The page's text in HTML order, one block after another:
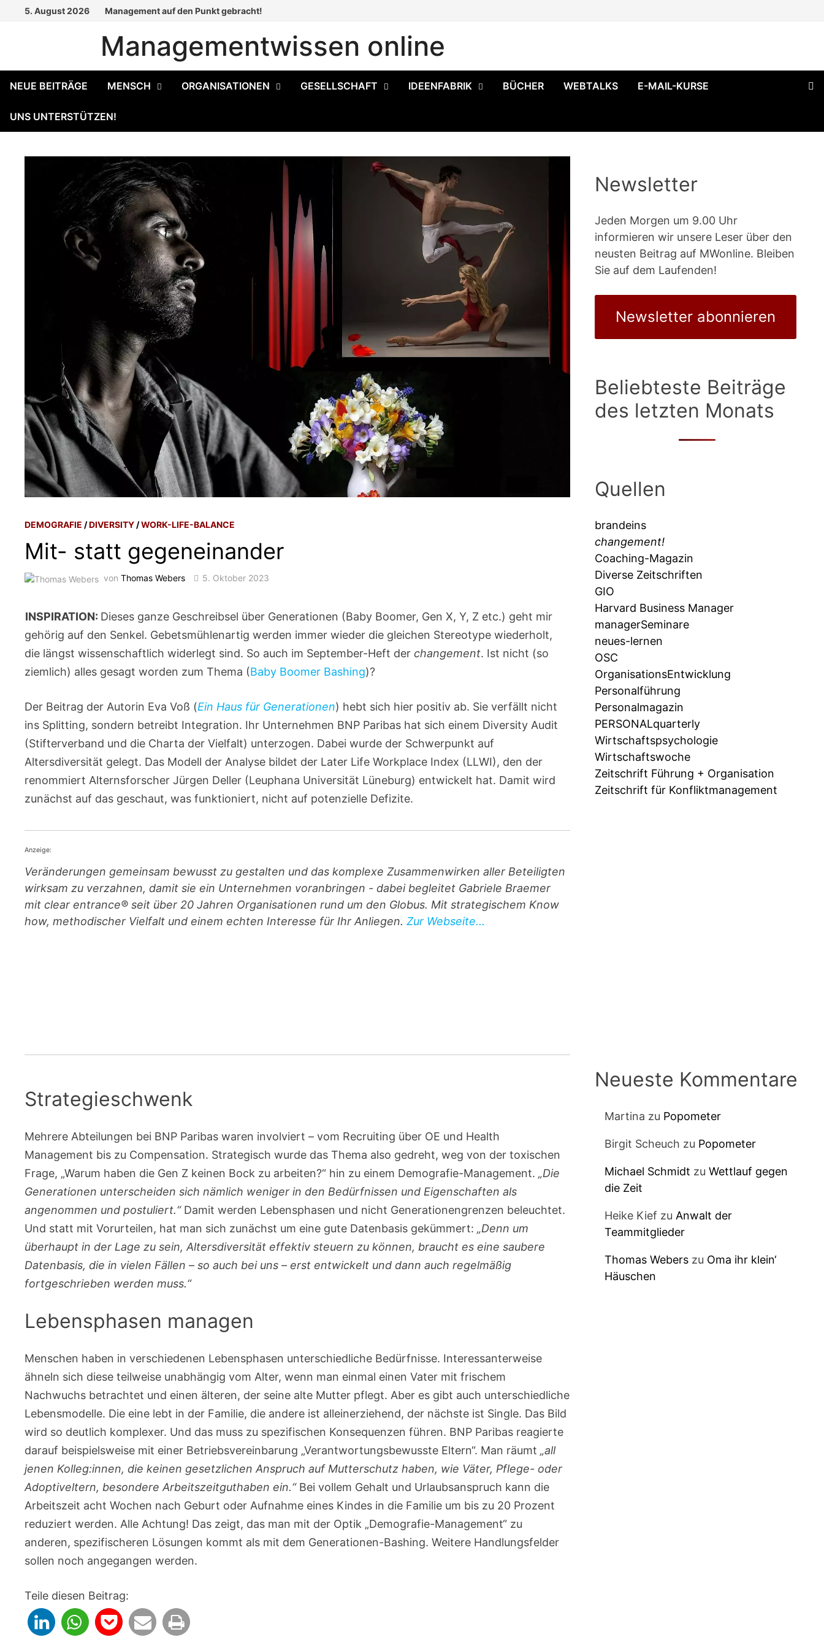
5. August 2026 Management auf den Punkt gebracht!
Managementwissen online
NEUE BEITRÄGE MENSCH ORGANISATIONEN GESELLSCHAFT IDEENFABRIK BÜCHER WEBTALKS E-MAIL-KURSE
UNS UNTERSTÜTZEN!
DEMOGRAFIE /DIVERSITY /WORK-LIFE-BALANCE
Mit- statt gegeneinander
vonThomas Webers 5. Oktober 2023
INSPIRATION: Dieses ganze Geschreibsel über Generationen (Baby Boomer, Gen X, Y, Z etc.) geht mir
gehörig auf den Senkel. Gebetsmühlenartig werden immer wieder die gleichen Stereotype wiederholt,
die längst wissenschaftlich widerlegt sind. So auch im September-Heft der changement. Ist nicht (so
ziemlich) alles gesagt worden zum Thema (Baby Boomer Bashing)?
Der Beitrag der Autorin Eva Voß (Ein Haus für Generationen) hebt sich hier positiv ab. Sie verfällt nicht
ins Splitting, sondern betreibt Integration. Ihr Unternehmen BNP Paribas hat sich einem Diversity Audit
(Stifterverband und die Charta der Vielfalt) unterzogen. Dabei wurde der Schwerpunkt auf
Altersdiversität gelegt. Das Modell der Analyse bildet der Later Life Workplace Index (LLWI), den der
renommiert Alternsforscher Jürgen Deller (Leuphana Universität Lüneburg) entwickelt hat. Damit wird
zunächst auf das geschaut, was funktioniert, nicht auf potenzielle Defizite.
Anzeige:
Veränderungen gemeinsam bewusst zu gestalten und das komplexe Zusammenwirken aller Beteiligten
wirksam zu verzahnen, damit sie ein Unternehmen voranbringen - dabei begleitet Gabriele Braemer
mit clear entrance® seit über 20 Jahren Organisationen rund um den Globus. Mit strategischem Know
how, methodischer Vielfalt und einem echten Interesse für Ihr Anliegen.Zur Webseite...
Strategieschwenk
Mehrere Abteilungen bei BNP Paribas waren involviert – vom Recruiting über OE und Health
Management bis zu Compensation. Strategisch wurde das Thema also gedreht, weg von der toxischen
Frage, „Warum haben die Gen Z keinen Bock zu arbeiten?“ hin zu einem Demografie-Management.„Die
Generationen unterscheiden sich nämlich weniger in den Bedürfnissen und Eigenschaften als
angenommen und postuliert.“Damit werden Lebensphasen und nicht Generationengrenzen beleuchtet.
Und statt mit Vorurteilen, hat man sich zunächst um eine gute Datenbasis gekümmert:„Denn um
überhaupt in der Lage zu sein, Altersdiversität effektiv steuern zu können, braucht es eine saubere
Datenbasis, die in vielen Fällen – so auch bei uns – erst entwickelt und dann auch regelmäßig
fortgeschrieben werden muss.“
Lebensphasen managen
Menschen haben in verschiedenen Lebensphasen unterschiedliche Bedürfnisse. Interessanterweise
ähneln sich diese teilweise unabhängig vom Alter, wenn man einmal einen Vater mit frischem
Nachwuchs betrachtet und einen älteren, der seine alte Mutter pflegt. Aber es gibt auch unterschiedliche
Lebensmodelle. Die eine lebt in der Familie, die andere ist alleinerziehend, der nächste ist Single. Das Bild
wird so deutlich komplexer. Und das muss zu spezifischen Konsequenzen führen. BNP Paribas reagierte
darauf beispielsweise mit einer Betriebsvereinbarung „Verantwortungsbewusste Eltern“. Man räumt„all
jenen Kolleg:innen, die keinen gesetzlichen Anspruch auf Mutterschutz haben, wie Väter, Pflege- oder
Adoptiveltern, besondere Arbeitszeitguthaben ein.“Bei vollem Gehalt und Urlaubsanspruch kann die
Arbeitszeit acht Wochen nach Geburt oder Aufnahme eines Kindes in die Familie um bis zu 20 Prozent
reduziert werden. Alle Achtung! Das zeigt, das man mit der Optik „Demografie-Management“ zu
anderen, spezifischeren Lösungen kommt als mit dem Generationen-Bashing. Weitere Handlungsfelder
sollen noch angegangen werden.
Teile diesen Beitrag:
Newsletter
Jeden Morgen um 9.00 Uhr
informieren wir unsere Leser über den
neusten Beitrag auf MWonline. Bleiben
Sie auf dem Laufenden!
Newsletter abonnieren
Beliebteste Beiträge
des letzten Monats
Quellen
brandeins
changement!
Coaching-Magazin
Diverse Zeitschriften
GIO
Harvard Business Manager
managerSeminare
neues-lernen
OSC
OrganisationsEntwicklung
Personalführung
Personalmagazin
PERSONALquarterly
Wirtschaftspsychologie
Wirtschaftswoche
Zeitschrift Führung + Organisation
Zeitschrift für Konfliktmanagement
Neueste Kommentare
Martina zu Popometer
Birgit Scheuch zu Popometer
Michael Schmidt zu Wettlauf gegen
die Zeit
Heike Kief zu Anwalt der
Teammitglieder
Thomas Weberszu Oma ihr klein‘
Häuschen